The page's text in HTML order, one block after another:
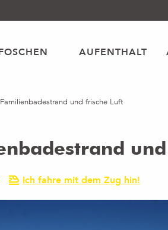
AUFENTHALT
und frische Luft
Ich fahre mit dem Zug hin!